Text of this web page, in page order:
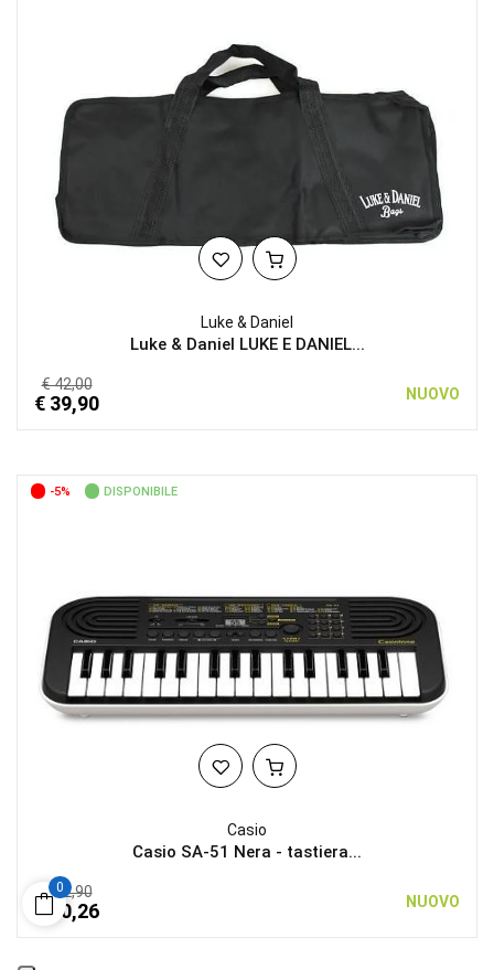
Luke & Daniel
Luke & Daniel LUKE E DANIEL...
€ 42,00
€ 39,90 NUOVO
-5% DISPONIBILE
Casio
Casio SA-51 Nera - tastiera...
€ 52,90
€ 50,26 NUOVO
0